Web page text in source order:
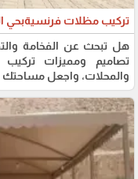
تركيب مظلات فرنسيةبحي الشاطي
هل تبحث عن الفخامة
تصاميم ومميزات
والمحلات، واجعل مساحتك